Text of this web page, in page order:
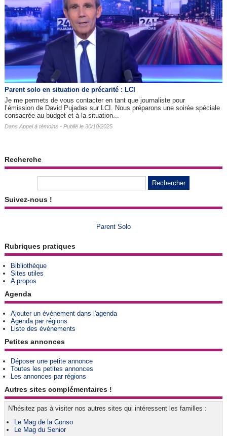
Parent solo en situation de précarité : LCI
Je me permets de vous contacter en tant que journaliste pour
l’émission de David Pujadas sur LCI. Nous préparons une soirée spéciale
consacrée au budget et à la situation...
Dans Appel à témoins - Publié le 30/10/2025
Recherche
Suivez-nous !
Parent Solo
Rubriques pratiques
Bibliothèque
Sites utiles
A propos
Agenda
Ajouter un événement dans l'agenda
Agenda par régions
Liste des événements
Petites annonces
Déposer une petite annonce
Toutes les petites annonces
Les annonces par régions
Autres sites complémentaires !
N'hésitez pas à visiter nos autres sites qui intéressent les familles :
Le Mag de la Conso
Le Mag du Senior